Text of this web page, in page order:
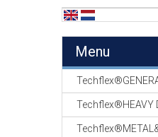
Menu
Techflex®HEAVY